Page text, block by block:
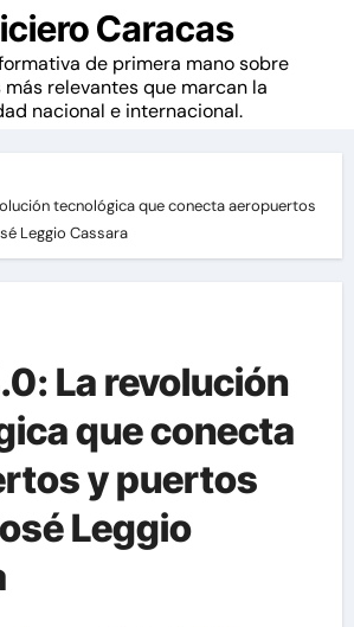
Caracas
de primera mano sobre
más relevantes que marcan la
nacional e internacional.
tecnológica que conecta aeropuertos
Leggio Cassara
La revolución
que conecta
y puertos
Leggio